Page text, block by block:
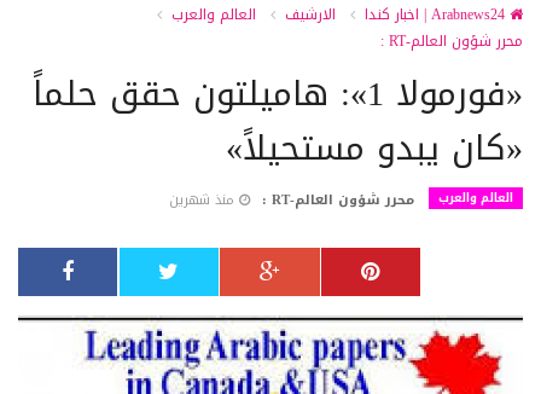
الارشيف
العالم والعرب
محرر شؤون العالم-RT :
«فورمولا 1»: هاميلتون حقق حلماً
«كان يبدو مستحيلاً»
العالم والعرب محرر شؤون العالم-RT : منذ شهرين